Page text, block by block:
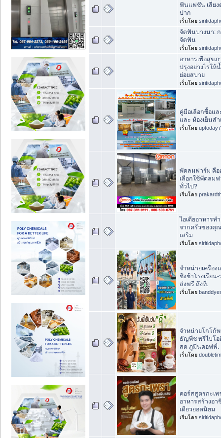
ฟันแฟชั่น เสี่ยง
ปาก
เริ่มโดย
จัดฟันบางนา:
จัดฟัน
เริ่มโดย
อาหารเพื่อสุข
ปรุงอย่างไรให้
ย่อยสบาย
เริ่มโดย
คู่มือเลือกซื้อแล
และ ห้องเย็นสำ
เริ่มโดย
พัดลมฟาร์ม คือ
เลือกใช้พัดลม
ทั่วไป?
เริ่มโดย
ไอเดียอาหารท
จากครัวของคุ
เสริม
เริ่มโดย
จำหน่ายเครื่อง
ชิงช้าโรงเรียน
ส่งฟรี ถึงที่.
เริ่มโดย
จำหน่ายโกโก้
ธัญพืช พรีไบโ
สด ภูมีนคอฟฟ์.
เริ่มโดย
คอร์สสูตรกะเพ
อาหารสร้างอา
เดียวยอดนิยม
เริ่มโดย